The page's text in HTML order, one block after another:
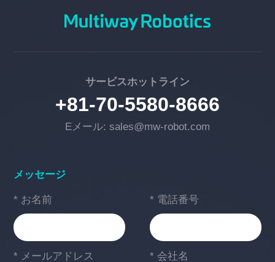
サービスホットライン
+81-70-5580-8666
Eメール: sales@mw-robot.com
メッセージ
* お名前 * 電話番号
* メールアドレス * 会社名